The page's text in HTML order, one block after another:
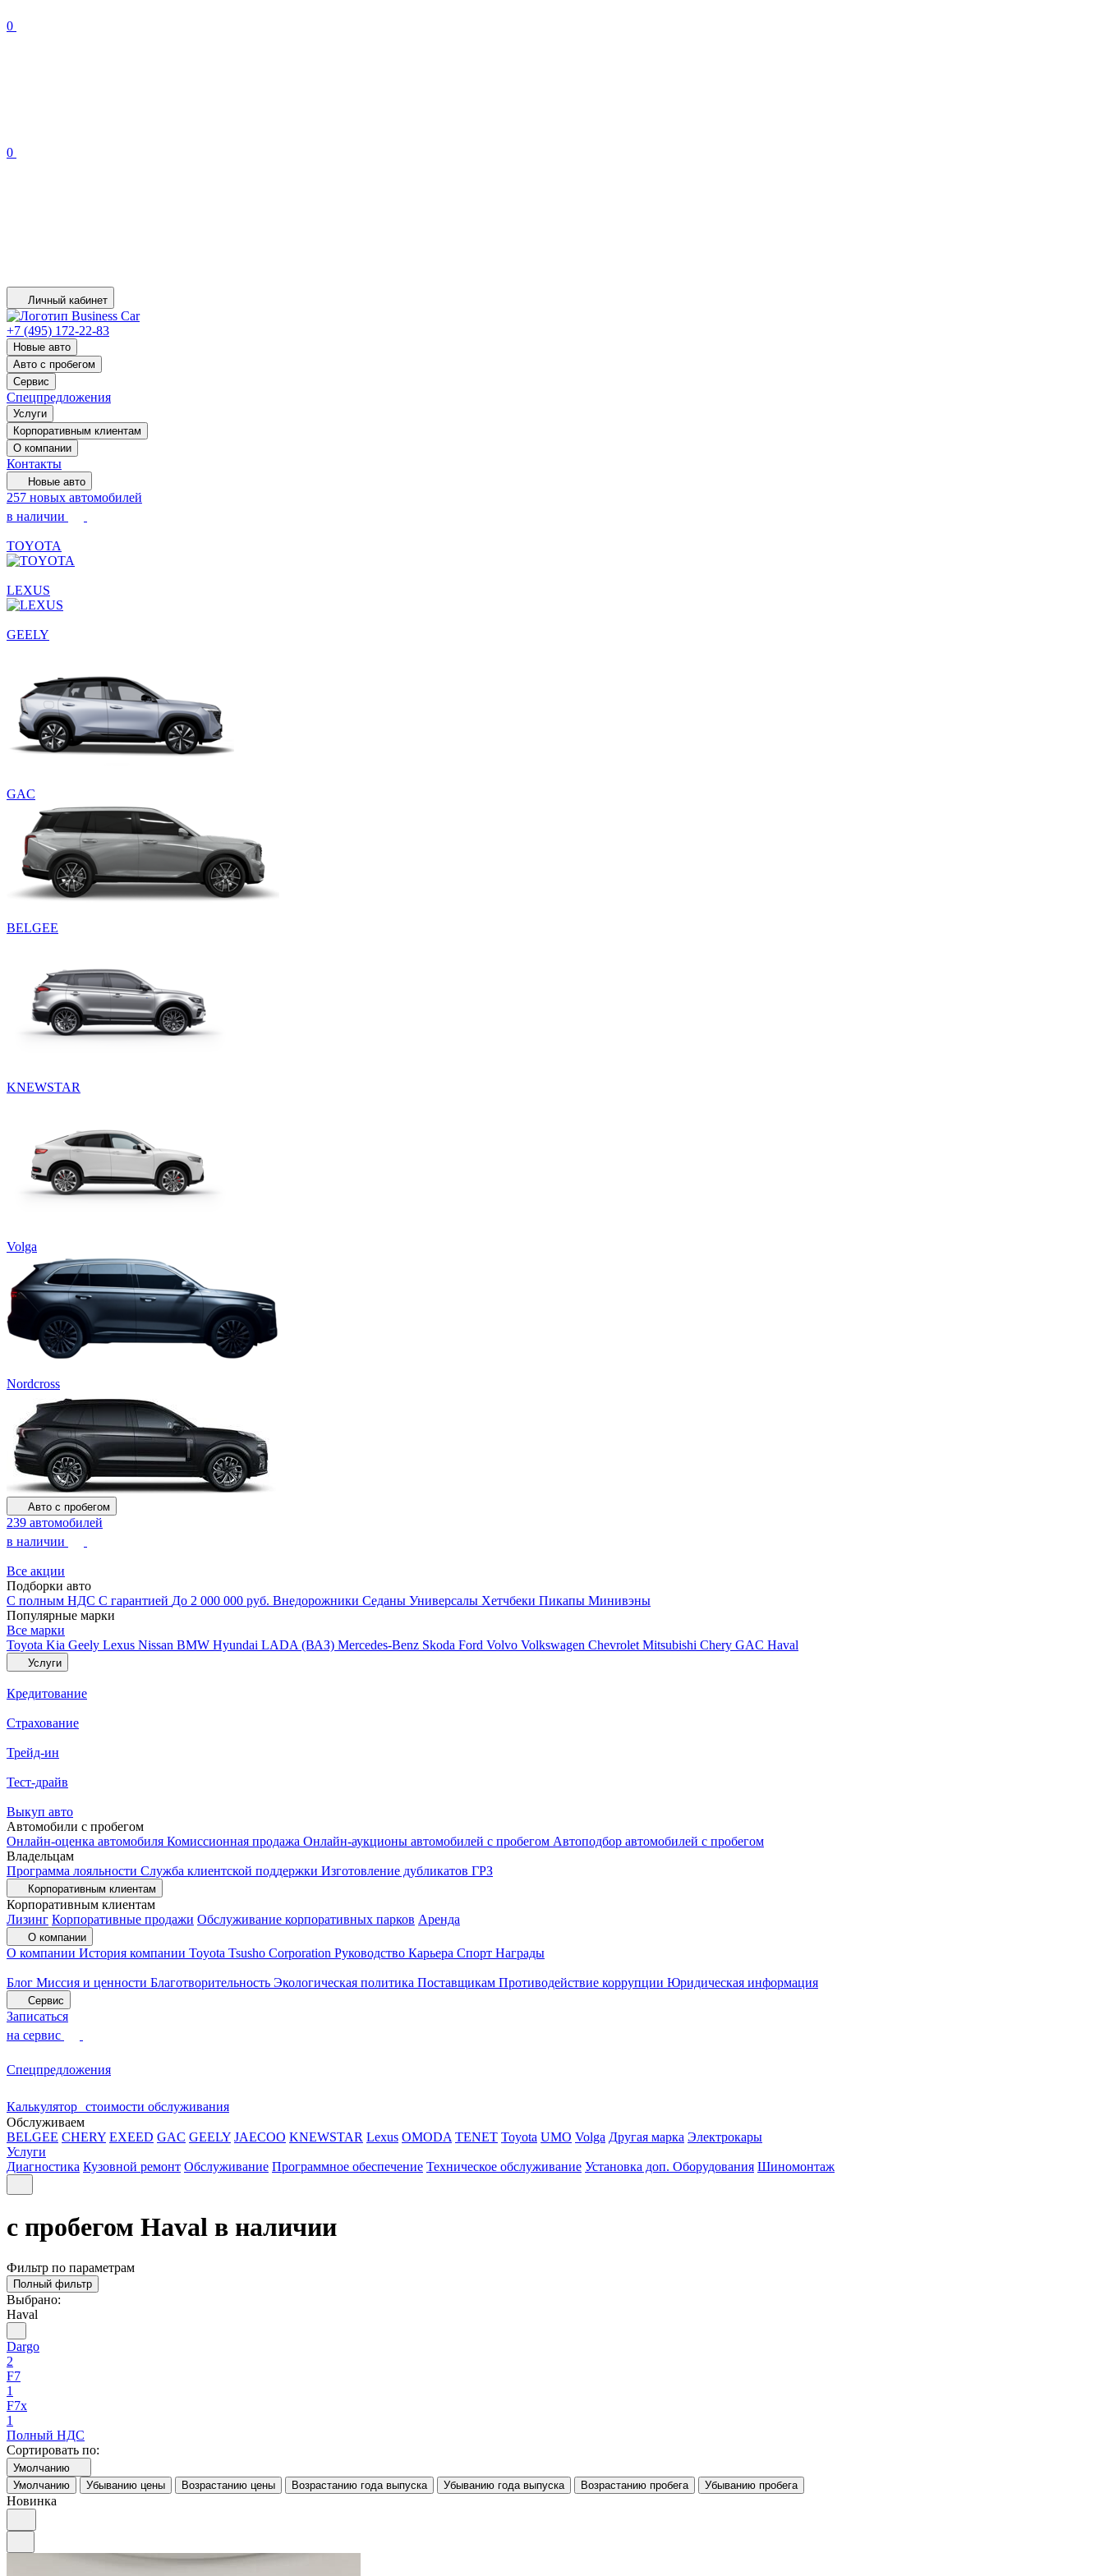
0
0
Личный кабинет
+7 (495) 172-22-83
Новые авто
Авто с пробегом
Сервис
Спецпредложения
Услуги
Корпоративным клиентам
О компании
Контакты
Новые авто
257 новых автомобилей
в наличии
TOYOTA
LEXUS
GEELY
GAC
BELGEE
KNEWSTAR
Volga
Nordcross
Авто с пробегом
239 автомобилей
в наличии
Все акции
Подборки авто
С полным НДС С гарантией До 2 000 000 руб. Внедорожники Седаны Универсалы Хетчбеки Пикапы Минивэны
Популярные марки
Все марки
Toyota Kia Geely Lexus Nissan BMW Hyundai LADA (ВАЗ) Mercedes-Benz Skoda Ford Volvo Volkswagen Chevrolet Mitsubishi Chery GAC Haval
Услуги
Кредитование
Страхование
Трейд-ин
Тест-драйв
Выкуп авто
Автомобили с пробегом
Онлайн-оценка автомобиля Комиссионная продажа Онлайн-аукционы автомобилей с пробегом Автоподбор автомобилей с пробегом
Владельцам
Программа лояльности Служба клиентской поддержки Изготовление дубликатов ГРЗ
Корпоративным клиентам
Корпоративным клиентам
Лизинг Корпоративные продажи Обслуживание корпоративных парков Аренда
О компании
О компании История компании Toyota Tsusho Corporation Руководство Карьера Спорт Награды
Блог Миссия и ценности Благотворительность Экологическая политика Поставщикам Противодействие коррупции Юридическая информация
Сервис
Записаться
на сервис
Спецпредложения
Калькулятор стоимости обслуживания
Обслуживаем
BELGEE CHERY EXEED GAC GEELY JAECOO KNEWSTAR Lexus OMODA TENET Toyota UMO Volga Другая марка Электрокары
Услуги
Диагностика Кузовной ремонт Обслуживание Программное обеспечение Техническое обслуживание Установка доп. Оборудования Шиномонтаж
с пробегом Haval в наличии
Фильтр по параметрам
Полный фильтр
Выбрано:
Haval
Dargo
2
F7
1
F7x
1
Полный НДС
Сортировать по:
Умолчанию
Умолчанию
Убыванию цены Возрастанию цены Возрастанию года выпуска Убыванию года выпуска Возрастанию пробега Убыванию пробега
Новинка